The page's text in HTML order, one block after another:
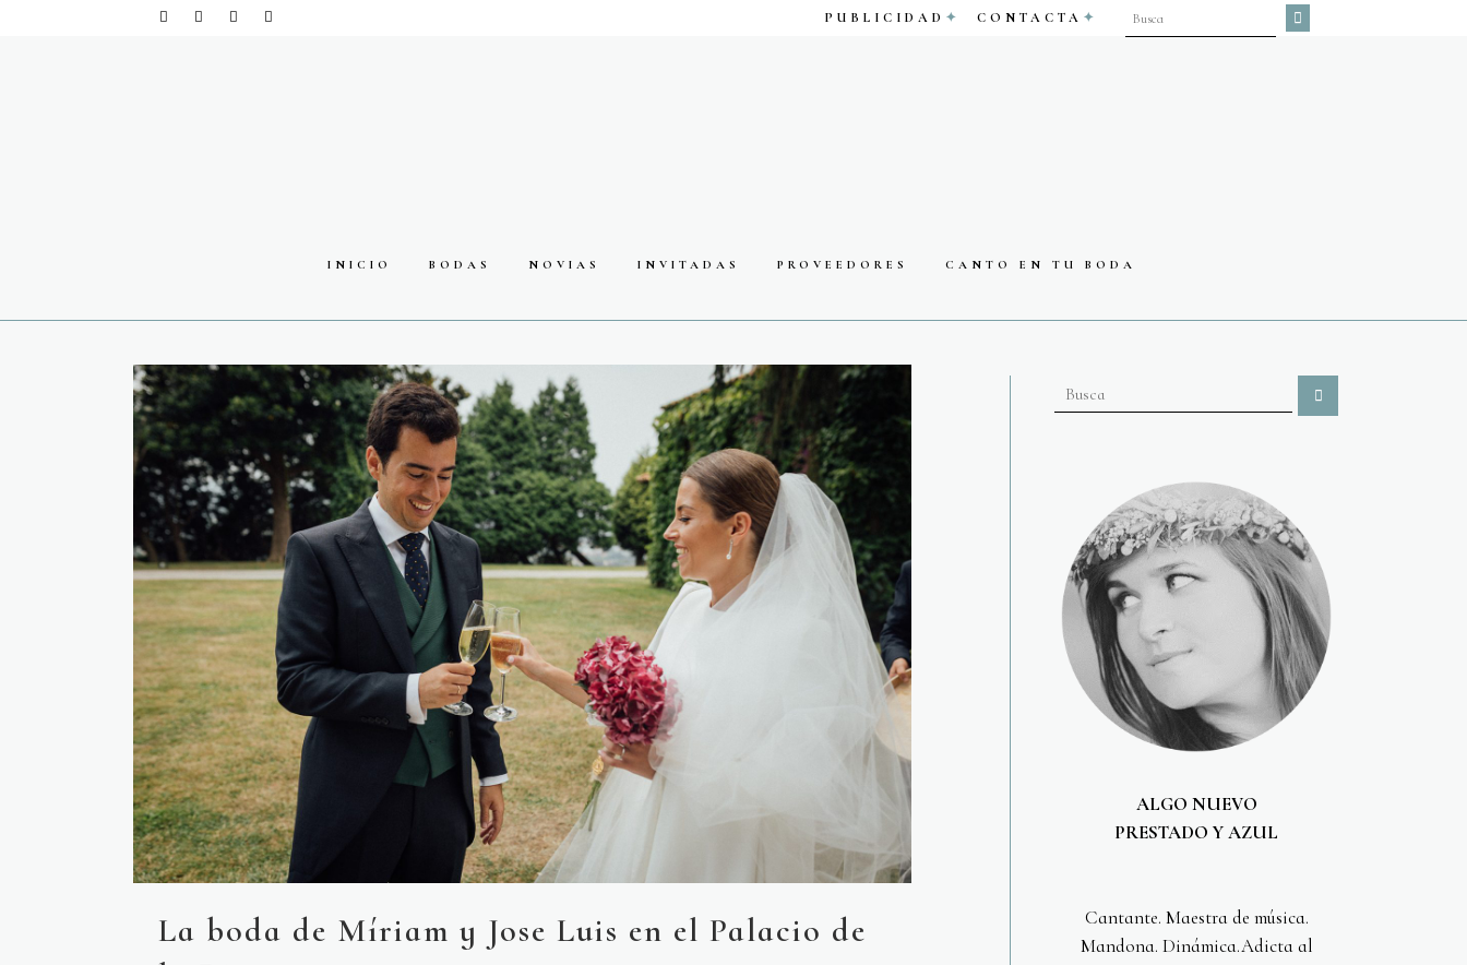
PUBLICIDAD CONTACTA
INICIO BODAS NOVIAS INVITADAS PROVEEDORES CANTO EN TU BODA
La boda de Míriam y Jose Luis en el Palacio de
ALGO NUEVO
PRESTADO Y AZUL
Cantante. Maestra de música.
Mandona. Dinámica.Adicta al